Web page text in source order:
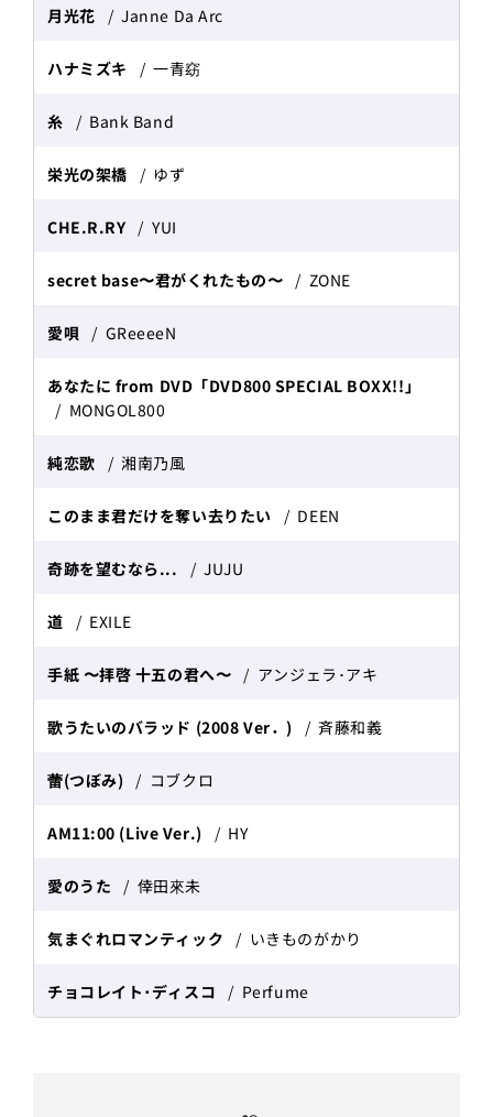
月光花 Janne Da Arc
ハナミズキ 一青窈
糸 Bank Band
栄光の架橋 ゆず
CHE.R.RY YUI
secret base〜君がくれたもの〜 ZONE
愛唄 GReeeeN
あなたに from DVD「DVD800 SPECIAL BOXX!!」
MONGOL800
純恋歌 湘南乃風
このまま君だけを奪い去りたい DEEN
奇跡を望むなら... JUJU
道 EXILE
手紙 〜拝啓 十五の君へ〜 アンジェラ･アキ
歌うたいのバラッド (2008 Ver．) 斉藤和義
蕾(つぼみ) コブクロ
AM11:00 (Live Ver.) HY
愛のうた 倖田來未
気まぐれロマンティック いきものがかり
チョコレイト･ディスコ Perfume